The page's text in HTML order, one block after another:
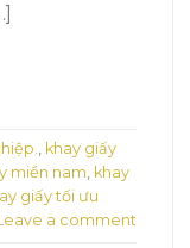
, khay giấy
miền nam, khay
giấy tối ưu
a comment